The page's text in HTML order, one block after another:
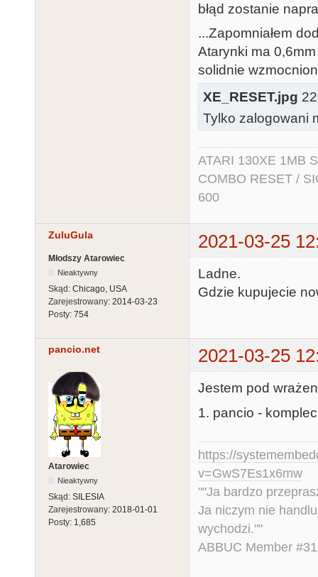
błąd zostanie
...Zapomniałem
Atarynki ma
solidnie
XE_RESET.jpg
Tylko zalogowani
ATARI 130XE 1MB
COMBO RESET /
600
ZuluGula 2021-03-25
Młodszy Atarowiec
Nieaktywny
Skąd: Chicago, USA
Zarejestrowany: 2014-03-23
Posty: 754
Ladne.
Gdzie kupujecie
pancio.net 2021-03-25
Atarowiec
Nieaktywny
Skąd: SILESIA
Zarejestrowany: 2018-01-01
Posty: 1,685
Jestem pod
1. pancio -
https://
v=GwS7Es1x6mw
""Ja bardzo
Ja niczym nie
wychodzi.""
ABBUC Member